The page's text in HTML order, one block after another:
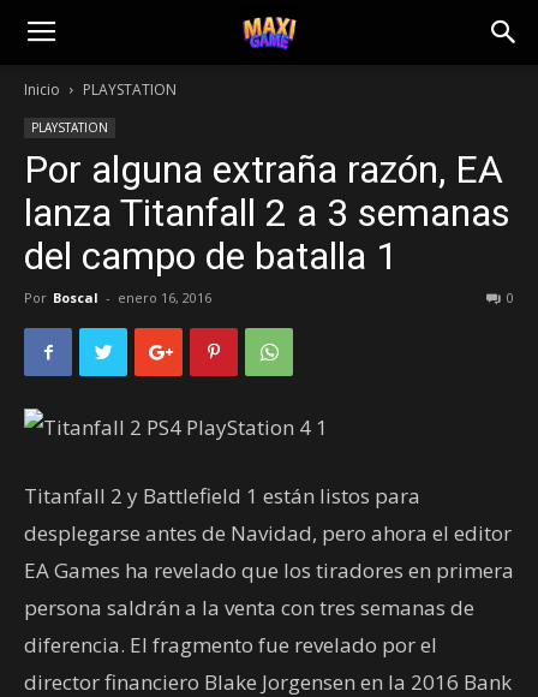
Inicio PLAYSTATION
PLAYSTATION
Por alguna extraña razón, EA
lanza Titanfall 2 a 3 semanas
del campo de batalla 1
Por Boscal - enero 16, 2016 0
Titanfall 2 y Battlefield 1 están listos para
desplegarse antes de Navidad, pero ahora el editor
EA Games ha revelado que los tiradores en primera
persona saldrán a la venta con tres semanas de
diferencia. El fragmento fue revelado por el
director financiero Blake Jorgensen en la 2016 Bank